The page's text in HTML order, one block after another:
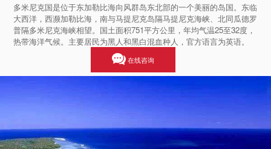
多米尼克国是位于东加勒比海向风群岛东北部的一个美丽的岛国。东临
大西洋，西濒加勒比海，南与马提尼克岛隔马提尼克海峡、北同瓜德罗
普隔多米尼克海峡相望。国土面积751平方公里，年均气温25至32度，
热带海洋气候。主要居民为黑人和黑白混血种人，官方语言为英语。
在线咨询